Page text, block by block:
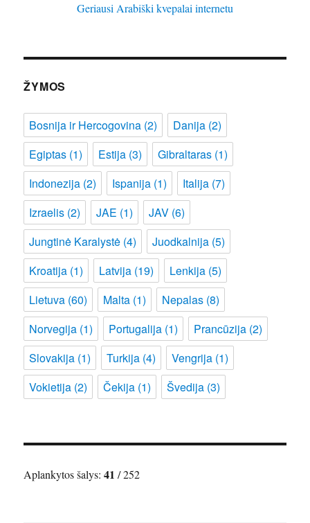
Geriausi Arabiški kvepalai internetu
ŽYMOS
Bosnija ir Hercogovina (2) Danija (2)
Egiptas (1) Estija (3) Gibraltaras (1)
Indonezija (2) Ispanija (1) Italija (7)
Izraelis (2) JAE (1) JAV (6)
Jungtinė Karalystė (4) Juodkalnija (5)
Kroatija (1) Latvija (19) Lenkija (5)
Lietuva (60) Malta (1) Nepalas (8)
Norvegija (1) Portugalija (1) Prancūzija (2)
Slovakija (1) Turkija (4) Vengrija (1)
Vokietija (2) Čekija (1) Švedija (3)
Aplankytos šalys:41 / 252